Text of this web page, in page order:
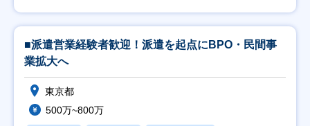
■派遣営業経験者歓迎！派遣を起点にBPO・民間事
業拡大へ
東京都
500万~800万